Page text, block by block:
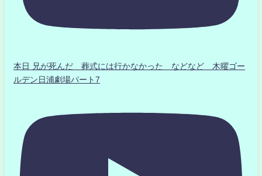
本日 兄が死んだ 葬式には行かなかった などなど 木曜ゴー
ルデン日浦劇場パート7